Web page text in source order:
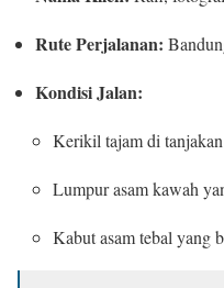
Rute Perjalanan:
Kondisi Jalan:
Kerikil tajam di tanjakan
Lumpur asam kawah
Kabut asam tebal yang